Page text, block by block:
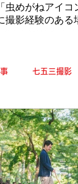
虫めがねアイ
撮影経験のある
七五三撮影
宅ドキュメンタリ